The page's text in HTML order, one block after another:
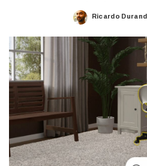
Posted
Ricardo Durand